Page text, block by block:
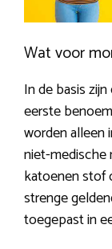
Wat voor
In de basis
eerste
worden alleen
niet-medische
katoenen stof
strenge
toegepast in